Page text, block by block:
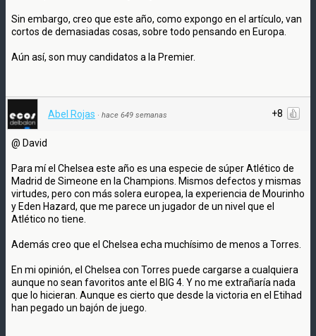
Sin embargo, creo que este año, como expongo en el artículo, van
cortos de demasiadas cosas, sobre todo pensando en Europa.
Aún así, son muy candidatos a la Premier.
+8
Abel Rojas · hace 649 semanas
@ David
Para mí el Chelsea este año es una especie de súper Atlético de
Madrid de Simeone en la Champions. Mismos defectos y mismas
virtudes, pero con más solera europea, la experiencia de Mourinho
y Eden Hazard, que me parece un jugador de un nivel que el
Atlético no tiene.
Además creo que el Chelsea echa muchísimo de menos a Torres.
En mi opinión, el Chelsea con Torres puede cargarse a cualquiera
aunque no sean favoritos ante el BIG 4. Y no me extrañaría nada
que lo hicieran. Aunque es cierto que desde la victoria en el Etihad
han pegado un bajón de juego.